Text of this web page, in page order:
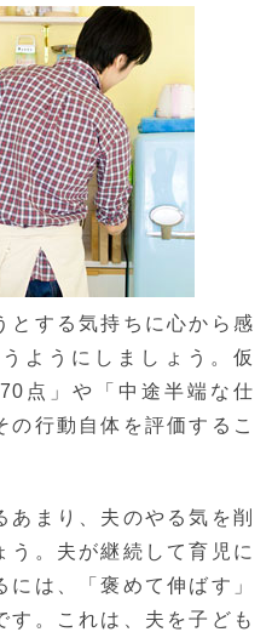
とする気持ちに心から感
ようにしましょう。仮
点」や「中途半端な仕
行動自体を評価するこ
あまり、夫のやる気を削
う。夫が継続して育児に
は、「褒めて伸ばす」
す。これは、夫を子ども